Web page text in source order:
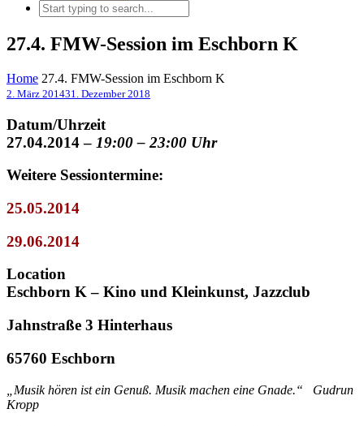
27.4. FMW-Session im Eschborn K
Home 27.4. FMW-Session im Eschborn K
2. März 201431. Dezember 2018
Datum/Uhrzeit
27.04.2014– 19:00 – 23:00 Uhr
Weitere Sessiontermine:
25.05.2014
29.06.2014
Location
Eschborn K – Kino und Kleinkunst, Jazzclub
Jahnstraße 3 Hinterhaus
65760 Eschborn
„Musik hören ist ein Genuß. Musik machen eine Gnade.“ Gudrun
Kropp